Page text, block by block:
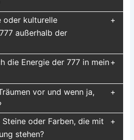
oder kulturelle
außerhalb der
die Energie der 777 in mein
vor und wenn ja,
oder Farben, die mit
stehen?